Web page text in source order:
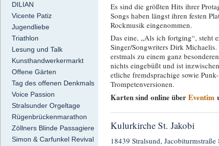
DILIAN
Vicente Patiz
Jugendliebe
Triathlon
Lesung und Talk
Kunsthandwerkermarkt
Offene Gärten
Tag des offenen Denkmals
Voice Passion
Stralsunder Orgeltage
Rügenbrückenmarathon
Zöllners Blinde Passagiere
Simon & Carfunkel Revival
Es sind die größten Hits ihrer
Songs haben längst ihren festen
Rockmusik eingenommen.
Das eine, „Als ich fortging“, steht
Singer/Songwriters Dirk
erstmals zu einem ganz
nichts eingebüßt und ist
etliche fremdsprachige sowie
Trompetenversionen.
Karten sind online überEventim
Kulurkirche St. Jakobi
18439 Stralsund, Jacobiturmstraße